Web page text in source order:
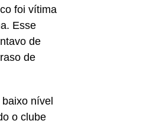
foi vítima
Esse
de
de
nível
o clube